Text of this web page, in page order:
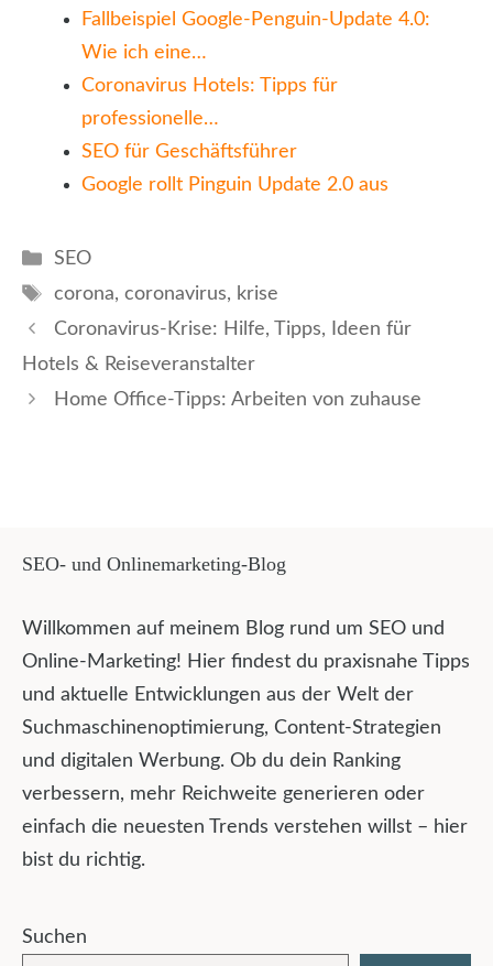
Fallbeispiel Google-Penguin-Update 4.0:
Wie ich eine…
Coronavirus Hotels: Tipps für
professionelle…
SEO für Geschäftsführer
Google rollt Pinguin Update 2.0 aus
Kategorien
SEO
Schlagwörter
corona, coronavirus, krise
Coronavirus-Krise: Hilfe, Tipps, Ideen für
Hotels & Reiseveranstalter
Home Office-Tipps: Arbeiten von zuhause
SEO- und Onlinemarketing-Blog
Willkommen auf meinem Blog rund um SEO und
Online-Marketing! Hier findest du praxisnahe Tipps
und aktuelle Entwicklungen aus der Welt der
Suchmaschinenoptimierung, Content-Strategien
und digitalen Werbung. Ob du dein Ranking
verbessern, mehr Reichweite generieren oder
einfach die neuesten Trends verstehen willst – hier
bist du richtig.
Suchen